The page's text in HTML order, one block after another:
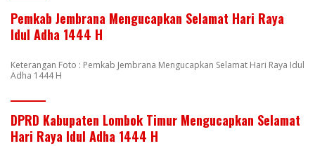
Pemkab Jembrana Mengucapkan Selamat Hari Raya
Idul Adha 1444 H
Keterangan Foto : Pemkab Jembrana Mengucapkan Selamat Hari Raya Idul
Adha 1444 H
DPRD Kabupaten Lombok Timur Mengucapkan Selamat
Hari Raya Idul Adha 1444 H